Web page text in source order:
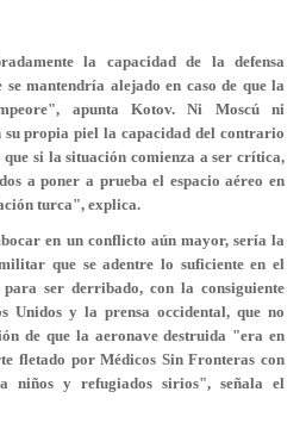
la capacidad de la defensa
mantendría alejado en caso de que la
apunta Kotov. Ni Moscú ni
propia piel la capacidad del contrario
si la situación comienza a ser crítica,
a poner a prueba el espacio aéreo en
turca", explica.
en un conflicto aún mayor, sería la
que se adentre lo suficiente en el
ser derribado, con la consiguiente
Unidos y la prensa occidental, que no
de que la aeronave destruida "era en
fletado por Médicos Sin Fronteras con
niños y refugiados sirios", señala el